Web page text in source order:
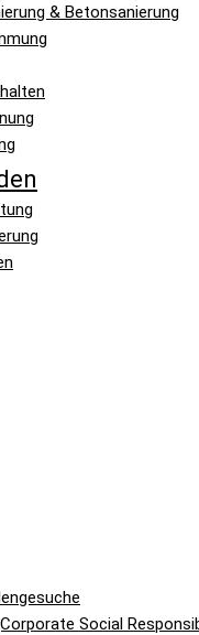
& Betonsanierung
Social